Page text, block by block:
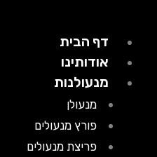
דף הבית
אודותינו
מנעולנות
מנעולן
פורץ מנעולים
פריצת מנעולים